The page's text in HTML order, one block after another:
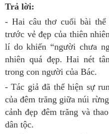
Trả lời:
- Hai câu thơ cuối bài thể
trước vẻ đẹp của thiên
lí do khiến “người chưa
nhiên quá đẹp. Hai nét
trong con người của Bác.
- Tác giả đã thể hiện sự
của đêm trăng giữa núi
cảnh đẹp đêm trăng và
dân tộc.